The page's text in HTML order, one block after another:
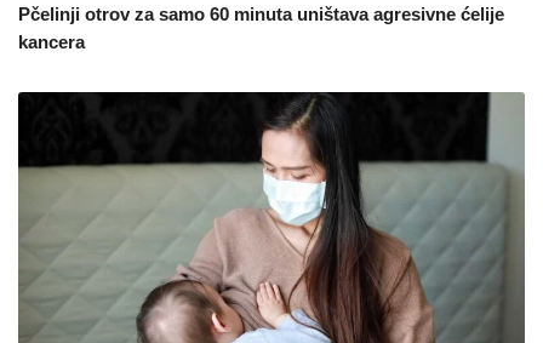
Pčelinji otrov za samo 60 minuta uništava agresivne ćelije
kancera